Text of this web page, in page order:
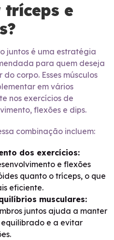
tríceps e
juntos é uma estratégia
para quem deseja
corpo. Esses músculos
em vários
nos exercícios de
flexões e dips.
combinação incluem:
dos exercícios:
e flexões
quanto o tríceps, o que
eficiente.
musculares:
juntos ajuda a manter
e a evitar